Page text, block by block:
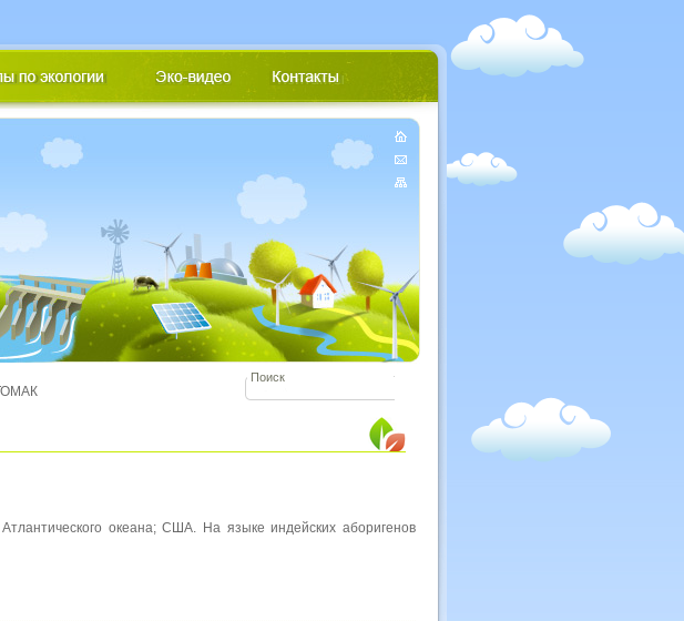
Атлантического океана; США. На языке индейских аборигенов